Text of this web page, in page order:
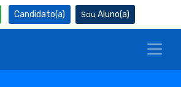
Candidato(a) Aluno(a)